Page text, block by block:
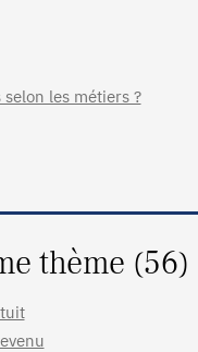
les métiers ?
thème (56)